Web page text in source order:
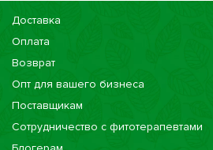
Доставка
Оплата
Возврат
Опт для вашего бизнеса
Поставщикам
Сотрудничество с фитотерапевтами